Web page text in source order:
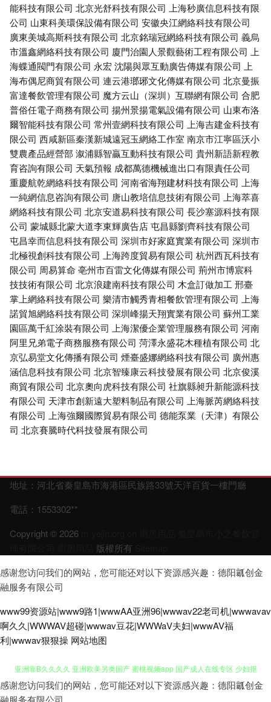
能科技有限公司 北京光舒科技有限公司 上海秒廣信息科技有限
公司 山東科美環保設備有限公司 安徽央江網絡科技有限公司
廣東美城高斯科技有限公司 北京銘瑞冠網絡科技有限公司 義烏
市溫鑫網絡科技有限公司 廈門治園人景觀藝術工程有限公司 上
海蝶通閥門有限公司 永宏 沈陽與眾互動廣告傳媒有限公司 上
海布偶尼商貿有限公司 連云港瑯琊文化傳媒有限公司 北京曼振
富達餐飲管理有限公司 魔方云山（深圳）互聯網有限公司 合肥
普俗任電子商務有限公司 揚州景揚電氣設備有限公司 山東布洛
爾智能科技有限公司 常州壹網科技有限公司 上海吉建金科技有
限公司 西咸新區秦漢新城遠冠玉網絡工作室 南京市江寧區沃小
雙農產品經營部 溆浦縣智贏互動科技有限公司 貴州新語新程教
育咨詢有限公司 天氣預報 成都萬德機械進出口有限責任公司
重慶航乾網絡科技有限公司 河南省海翔建材科技有限公司 上海
一純網信息咨詢有限公司 唐山教培信息技術有限公司 上海萃喜
網絡科技有限公司 北京安道易科技有限公司 長沙塞源科技有限
公司 蒙城縣北蒙大道李東輝廣告店屯昌縣劉齊科技有限公司
屯昌幸而信息科技有限公司 深圳市好家庭實業有限公司 深圳市
北極視創科技有限公司 上海跨度貿易有限公司 杭州西瓦科技有
限公司 周易算命 亳州市百雷文化傳媒有限公司 荊州市博宸科
技技術有限公司 北京浪建南科技有限公司 木盒訂做加工 邢臺
掌上網絡科技有限公司 樂清市觸秀青相餐飲管理有限公司 上海
諾貿旭網絡科技有限公司 深圳峰揚天翔實業有限公司 蘇州工業
園區萬千紅涂裝有限公司 上海潔優企業管理服務有限公司 河南
阿里兄弟電子商務服務有限公司 菏澤永盛花木種植有限公司 北
京弘易堂文化傳播有限公司 煙臺盛娜網絡科技有限公司 廣州惠
涵信息科技有限公司 北京智臻康云科技發展有限公司 北京俊溪
商貿有限公司 北京奧向虎科技有限公司 社旗縣昶升新能源科技
有限公司 天津市創新遠大塑料制品有限公司 上海脈芮網絡科技
有限公司 上海強爾國際貿易有限公司 德能泵業（天津）有限公
司 北京賽騰時代科技發展有限公司
地址：河北省秦皇島市海港區民族路33號天洋百貨一樓門廳
電話：1553302**
Copyright © 2026
版權所有
感谢您访问我们的网站，您可能还对以下资源感兴趣：德阳瓤创金
融服务有限公司
www99资源站|www9路1|wwwAA亚洲96|wwwav22老司机|wwwavav
啊久久|WWWAV超碰|wwwav豆花|WWWaV夫妇|wwwAV福
利|wwwav狠狠操 网站地图
白虎91 天天艹艹 超级火影·cc动漫观看全集 人妖伪娘视频 精品伊人久久大
感谢您访问我们的网站，您可能还对以下资源感兴趣：德阳瓤创金
融服务有限公司